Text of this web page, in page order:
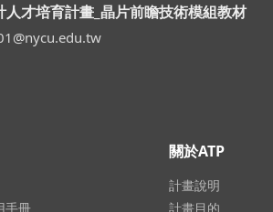
才培育計畫_晶片前瞻技術模組教材
手冊
關於ATP
計畫說明
計畫目的